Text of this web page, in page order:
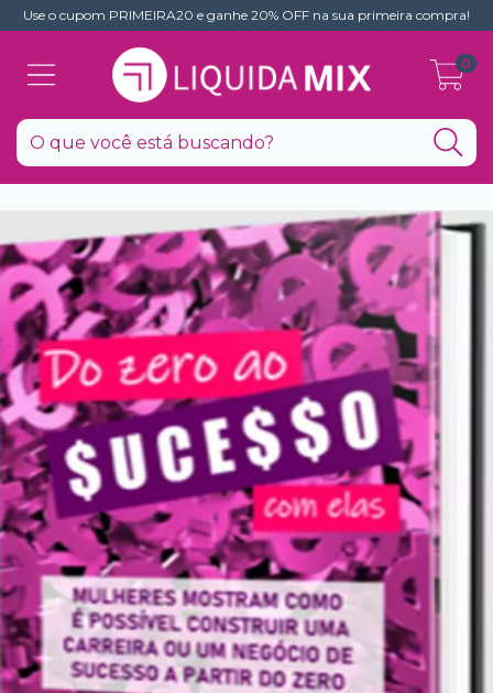
Use o cupom PRIMEIRA20 e ganhe 20% OFF na sua primeira compra!
0